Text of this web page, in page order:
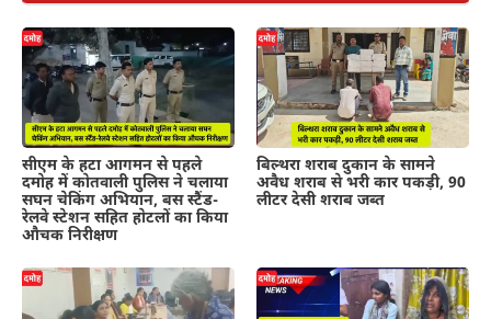
सीएम के हटा आगमन से पहले
दमोह में कोतवाली पुलिस ने चलाया
सघन चेकिंग अभियान, बस स्टैंड-
रेलवे स्टेशन सहित होटलों का किया
औचक निरीक्षण
बिल्थरा शराब दुकान के सामने
अवैध शराब से भरी कार पकड़ी, 90
लीटर देसी शराब जब्त